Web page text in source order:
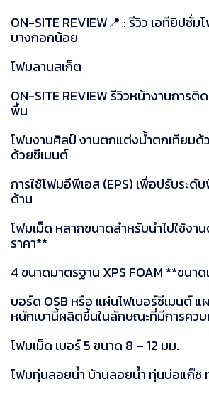
ON-SITE REVIEW📍 : รีวิว เอทียิปซั่
บางกอกน้อย
โฟมลานสเก็ต
ON-SITE REVIEW รีวิวหน้างานการ
พื้น
โฟมงานศิลป์ งานตกแต่งน้ำตกเทียม
ด้วยซีเมนต์
การใช้โฟมอีพีเอส (EPS) เพื่อปรับระดั
ด้าน
โฟมเม็ด หลากขนาดสำหรับนำไปใช้งาน
ราคา**
4 ขนาดมาตรฐาน XPS FOAM **ขนาด
บอร์ด OSB หรือ แผ่นไฟเบอร์ซีเมนต์ แ
หนักเบานี้ผลิตขึ้นในลักษณะที่มีการควบ
โฟมเม็ด เบอร์ 5 ขนาด 8 – 12 มม.
โฟมทุ่นลอยน้ำ บ้านลอยน้ำ ทุ่นบ่อแก๊ช